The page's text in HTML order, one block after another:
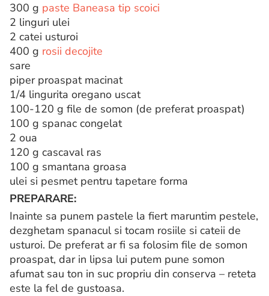
300 g paste Baneasa tip scoici
2 linguri ulei
2 catei usturoi
400 g rosii decojite
sare
piper proaspat macinat
1/4 lingurita oregano uscat
100-120 g file de somon (de preferat proaspat)
100 g spanac congelat
2 oua
120 g cascaval ras
100 g smantana groasa
ulei si pesmet pentru tapetare forma
PREPARARE:
Inainte sa punem pastele la fiert maruntim pestele,
dezghetam spanacul si tocam rosiile si cateii de
usturoi. De preferat ar fi sa folosim file de somon
proaspat, dar in lipsa lui putem pune somon
afumat sau ton in suc propriu din conserva – reteta
este la fel de gustoasa.